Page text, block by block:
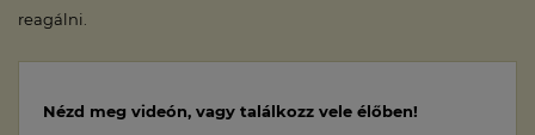
reagálni.
Nézd meg videón, vagy találkozz vele élőben!